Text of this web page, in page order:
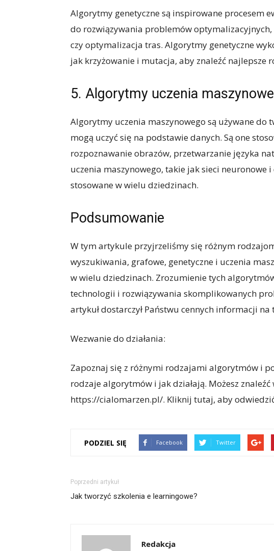
Algorytmy genetyczne są inspirowane procesem
do rozwiązywania problemów
czy optymalizacja tras. Algorytmy genetyczne
jak krzyżowanie i mutacja, aby znaleźć najlepsze
5. Algorytmy uczenia
Algorytmy uczenia maszynowego są używane do
mogą uczyć się na podstawie danych. Są one
rozpoznawanie obrazów, przetwarzanie języka
uczenia maszynowego, takie jak sieci neuronowe
stosowane w wielu dziedzinach.
Podsumowanie
W tym artykule przyjrzeliśmy się różnym
wyszukiwania, grafowe, genetyczne i uczenia
w wielu dziedzinach. Zrozumienie tych
technologii i rozwiązywania skomplikowanych
artykuł dostarczył Państwu cennych informacji
Wezwanie do działania:
Zapoznaj się z różnymi rodzajami algorytmów i
rodzaje algorytmów i jak działają. Możesz
https://cialomarzen.pl/. Kliknij tutaj, aby
PODZIEL SIĘ Facebook Twitter
Poprzedni artykuł
Jak tworzyć szkolenia e learningowe?
Redakcja